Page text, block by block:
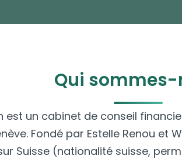
Qui
est un cabinet de conseil
Fondé par Estelle Renou et
Suisse (nationalité suisse,